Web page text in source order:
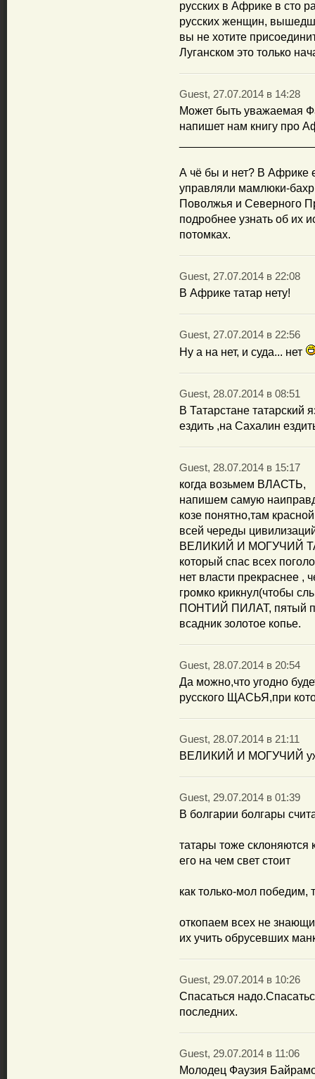
русских в Африке в сто
русских женщин,
вы не хотите
Луганском это только
Guest, 27.07.2014 в 14:28
Может быть уважаемая
напишет нам книгу про
А чё бы и нет? В Африке
управляли мамлюки-
Поволжья и Северного
подробнее узнать об их
потомках.
Guest, 27.07.2014 в 22:08
В Африке татар нету!
Guest, 27.07.2014 в 22:56
Ну а на нет, и суда... нет
Guest, 28.07.2014 в 08:51
В Татарстане татарский
ездить ,на Сахалин
Guest, 28.07.2014 в 15:17
когда возьмем ВЛАСТЬ,
напишем самую
козе понятно,там
всей череды
ВЕЛИКИЙ И МОГУЧИЙ
который спас всех
нет власти прекраснее
громко крикнул(чтобы
ПОНТИЙ ПИЛАТ, пятый
всадник золотое копье.
Guest, 28.07.2014 в 20:54
Да можно,что угодно
русского ЩАСЬЯ,при
Guest, 28.07.2014 в 21:11
ВЕЛИКИЙ И МОГУЧИЙ
Guest, 29.07.2014 в 01:39
В болгарии болгары
татары тоже склоняются
его на чем свет стоит
как только-мол победим,
откопаем всех не
их учить обрусевших
Guest, 29.07.2014 в 10:26
Спасаться
последних.
Guest, 29.07.2014 в 11:06
Молодец Фаузия